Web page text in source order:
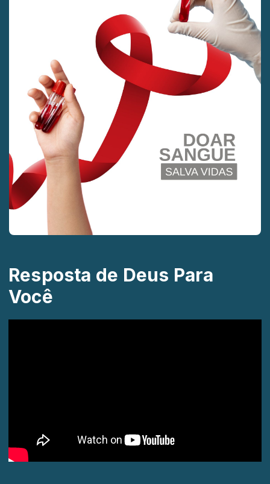
Resposta de Deus Para
Você